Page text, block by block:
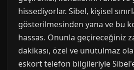
hissediyorlar. Sibel, kişisel
gösterilmesinden yana ve bu
hassas. Onunla geçireceğiniz
dakikası, özel ve unutulmaz
eskort telefon bilgileriyle